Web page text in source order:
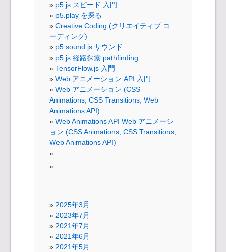
p5.js スピード 入門
p5.play を探る
Creative Coding (クリエイティブ コ
ーディング)
p5.sound.js サウンド
p5.js 経路探索 pathfinding
TensorFlow.js 入門
Web アニメーション API 入門
Web アニメーション (CSS
Animations, CSS Transitions, Web
Animations API)
Web Animations API Web アニメーシ
ョン (CSS Animations, CSS Transitions,
Web Animations API)
2025年3月
2023年7月
2021年7月
2021年6月
2021年5月